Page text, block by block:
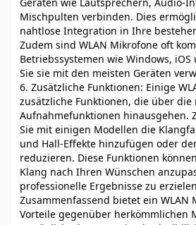
Mischpulten verbinden. Dies
nahtlose Integration in Ihre
Zudem sind WLAN Mikrofone oft
Betriebssystemen wie Windows,
Sie sie mit den meisten Geräten
6. Zusätzliche Funktionen: Einige
zusätzliche Funktionen, die über die
Aufnahmefunktionen hinausgehen.
Sie mit einigen Modellen die
und Hall-Effekte hinzufügen oder
reduzieren. Diese Funktionen
Klang nach Ihren Wünschen
professionelle Ergebnisse zu
Zusammenfassend bietet ein WLAN
Vorteile gegenüber herkömmlichen